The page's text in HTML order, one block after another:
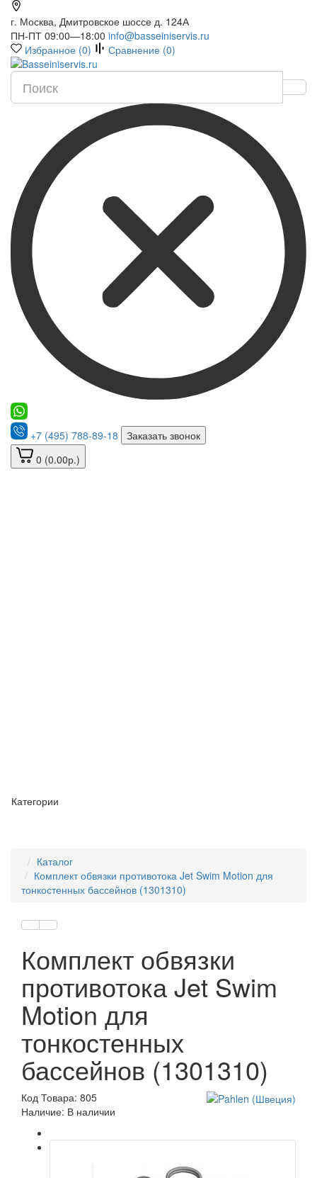
г. Москва, Дмитровское шоссе д. 124А
ПН-ПТ 09:00—18:00 info@basseiniservis.ru
Избранное (0) Сравнение (0)
+7 (495) 788-89-18
Заказать звонок
0 (0.00р.)
Категории
Каталог
Комплект обвязки противотока Jet Swim Motion для
тонкостенных бассейнов (1301310)
Комплект обвязки
противотока Jet Swim
Motion для
тонкостенных
бассейнов (1301310)
Код Товара: 805
Наличие: В наличии